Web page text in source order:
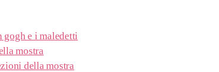
gogh e i maledetti
mostra
della mostra